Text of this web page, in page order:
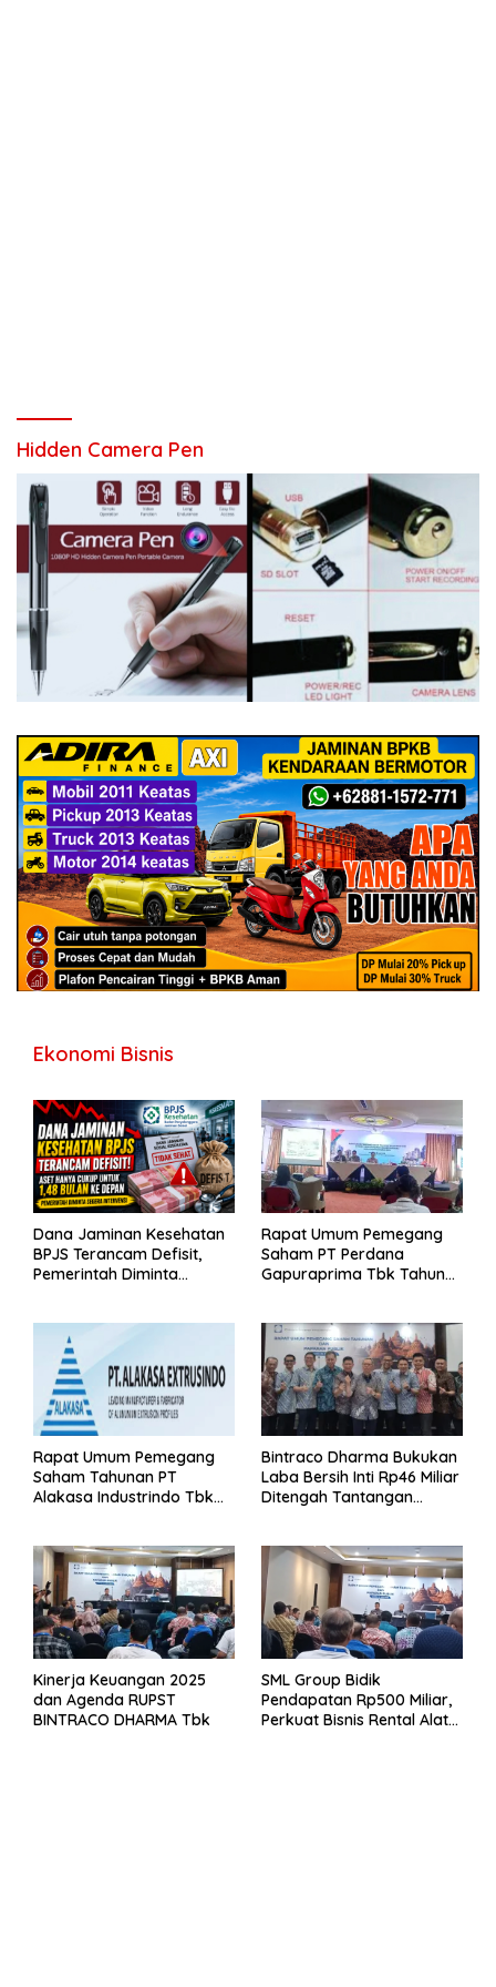
Hidden Camera Pen
Ekonomi Bisnis
Dana Jaminan Kesehatan
BPJS Terancam Defisit,
Pemerintah Diminta
Rapat Umum Pemegang
Saham PT Perdana
Gapuraprima Tbk Tahun
Rapat Umum Pemegang
Saham Tahunan PT
Alakasa Industrindo Tbk
Bintraco Dharma Bukukan
Laba Bersih Inti Rp46 Miliar
Ditengah Tantangan
Kinerja Keuangan 2025
dan Agenda RUPST
BINTRACO DHARMA Tbk
SML Group Bidik
Pendapatan Rp500 Miliar,
Perkuat Bisnis Rental Alat